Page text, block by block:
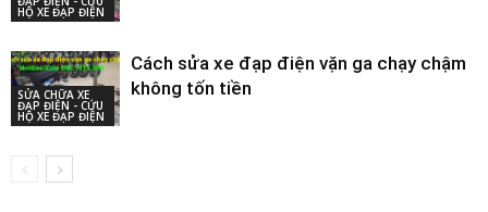
HỘ XE ĐẠP ĐIỆN
SỬA CHỮA XE
ĐẠP ĐIỆN - CỨU
HỘ XE ĐẠP ĐIỆN
Cách sửa xe đạp điện vặn ga chạy chậm
không tốn tiền